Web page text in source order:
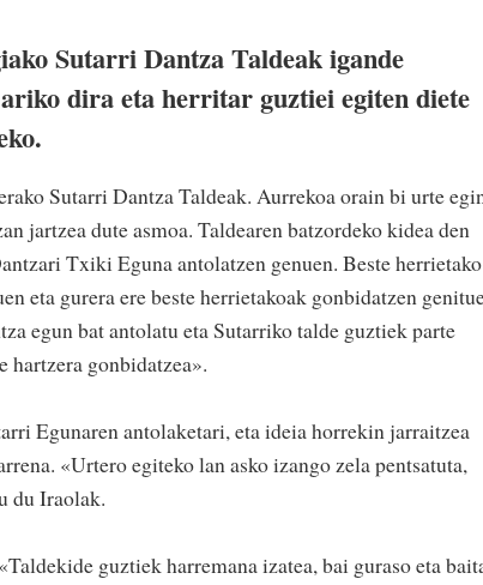
Sutarri Dantza Taldeak igande
dira eta herritar guztiei egiten diete
Sutarri Dantza Taldeak. Aurrekoa orain bi urte
jartzea dute asmoa. Taldearen batzordeko kidea den
Txiki Eguna antolatzen genuen. Beste herrietako
eta gurera ere beste herrietakoak gonbidatzen
egun bat antolatu eta Sutarriko talde guztiek parte
hartzera gonbidatzea».
Egunaren antolaketari, eta ideia horrekin jarraitzea
«Urtero egiteko lan asko izango zela pentsatuta,
du Iraolak.
guztiek harremana izatea, bai guraso eta